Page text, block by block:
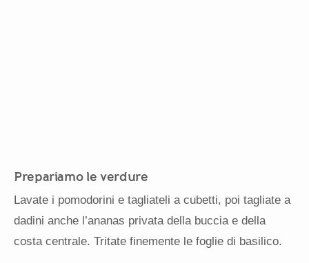
Prepariamo le verdure
Lavate i pomodorini e tagliateli a cubetti, poi tagliate a
dadini anche l’ananas privata della buccia e della
costa centrale. Tritate finemente le foglie di basilico.